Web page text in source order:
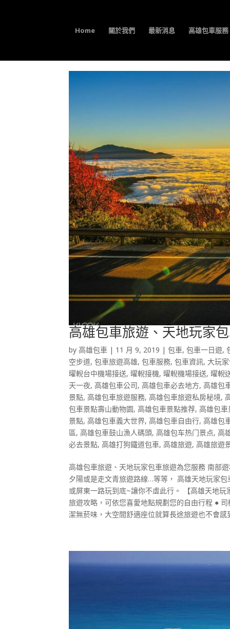
Home 關於我們 最新消息 高雄包車服務
高雄包車旅遊、天地玩家
by高雄包車 | 11 月 9, 2019 |包車,包車一日遊,
空步道,包車旅遊高雄,包車服務,包車資訊, 大玩
曜輗台中機場接送, 曜輗接機, 曜輗機場接送, 曜輗
天一夜,高雄包車公司,高雄包車必去地方,高雄包
景點,高雄包車旅遊服務,高雄包車旅遊私房秘境,
包車景點壽山動物園,高雄包車景點推荐,高雄包
景點,高雄包車義大世界,高雄包車自由行,高雄包
區,高雄包車鼓山漁人碼頭,高雄包车热门景点,高
必去景點,高雄打狗鐵道包車,高雄旅遊,高雄旅遊
高雄包車旅遊、天地玩家包車旅遊為您服務 南部
夕陽或是走文青旅遊路線…等等， 高雄天地玩家
或屏東一路玩到底~讓你不虛此行。 【高雄天地
旅遊攻略，可依您喜愛地點規劃您的自由行程 ●
潔無菸味，大空間舒適座位就算長途旅遊也不會感